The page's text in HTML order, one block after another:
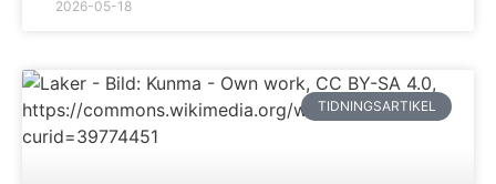
2026-05-18
TIDNINGSARTIKEL